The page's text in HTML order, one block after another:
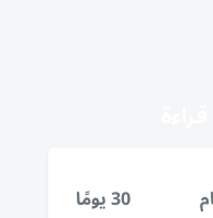
30 يومًا